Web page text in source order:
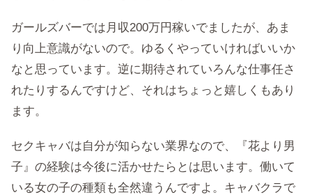
ガールズバーでは月収200万円稼いでましたが、あま
り向上意識がないので。ゆるくやっていければいいか
なと思っています。逆に期待されていろんな仕事任さ
れたりするんですけど、それはちょっと嬉しくもあり
ます。
セクキャバは自分が知らない業界なので、『花より男
子』の経験は今後に活かせたらとは思います。働いて
いる女の子の種類も全然違うんですよ。キャバクラで